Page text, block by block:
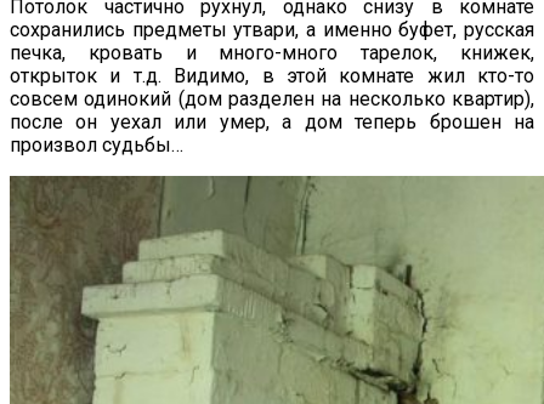
Потолок частично рухнул, однако снизу в комнате
сохранились предметы утвари, а именно буфет, русская
печка, кровать и много-много тарелок, книжек,
открыток и т.д. Видимо, в этой комнате жил кто-то
совсем одинокий (дом разделен на несколько квартир),
после он уехал или умер, а дом теперь брошен на
произвол судьбы…